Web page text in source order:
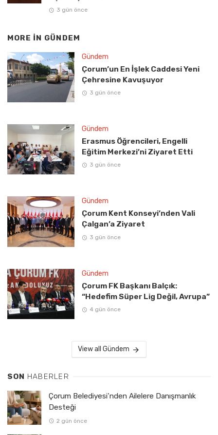
3 gün önce
MORE IN GÜNDEM
Gündem
Çorum’un En İşlek Caddesi Yeni
Çehresine Kavuşuyor
3 gün önce
Gündem
Erasmus Öğrencileri, Engelli
Eğitim Merkezi’ni Ziyaret Etti
3 gün önce
Gündem
Çorum Kent Konseyi’nden Vali
Çalgan’a Ziyaret
3 gün önce
Gündem
Çorum FK Başkanı Balçık:
“Hedefim Süper Lig Değil, Avrupa”
4 gün önce
View all Gündem
SON HABERLER
Çorum Belediyesi’nden Ailelere Danışmanlık
Desteği
2 gün önce